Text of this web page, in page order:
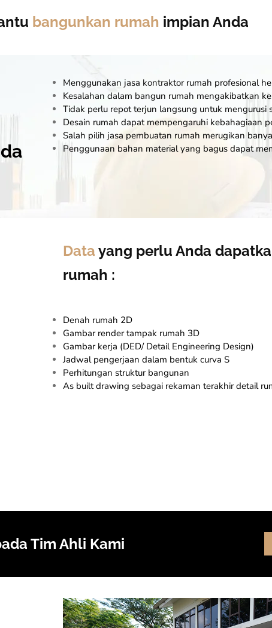
bangunkan rumah impian Anda
Menggunakan jasa kontraktorrumah profesional
Kesalahan dalam bangun rumah mengakibatkan
Tidak perlu repot terjun langsung untuk mengurusi
Desain rumah dapat mempengaruhi kebahagiaan
Salah pilih jasa pembuatan rumah merugikan
Penggunaan bahan material yang bagus dapat
Data yang perlu Anda
rumah :
Denah rumah 2D
Gambar render tampak rumah 3D
Gambar kerja (DED/ Detail Engineering Design)
Jadwal pengerjaan dalam bentuk curva S
Perhitungan struktur bangunan
As built drawing sebagai rekaman terakhir detail
Tim Ahli Kami